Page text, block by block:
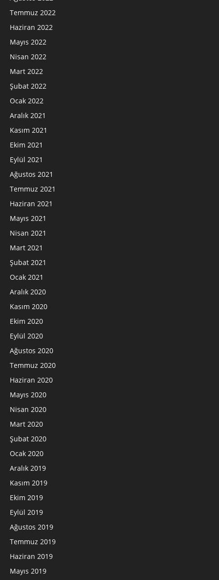
Temmuz 2022
Haziran 2022
Mayıs 2022
Nisan 2022
Mart 2022
Şubat 2022
Ocak 2022
Aralık 2021
Kasım 2021
Ekim 2021
Eylül 2021
Ağustos 2021
Temmuz 2021
Haziran 2021
Mayıs 2021
Nisan 2021
Mart 2021
Şubat 2021
Ocak 2021
Aralık 2020
Kasım 2020
Ekim 2020
Eylül 2020
Ağustos 2020
Temmuz 2020
Haziran 2020
Mayıs 2020
Nisan 2020
Mart 2020
Şubat 2020
Ocak 2020
Aralık 2019
Kasım 2019
Ekim 2019
Eylül 2019
Ağustos 2019
Temmuz 2019
Haziran 2019
Mayıs 2019